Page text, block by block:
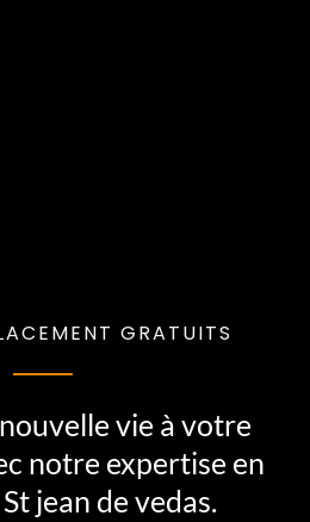
GRATUITS
vie à votre
notre expertise en
jean de vedas.